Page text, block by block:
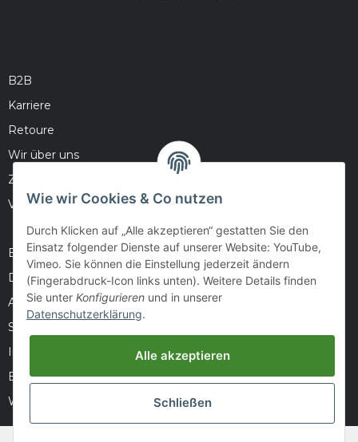
B2B
Karriere
Retoure
Wir über uns
Zahlungsmöglichkeiten
Versandinformationen
Barrierefreiheitserklärung
Datenschutz
AGB
Sitemap
Impressum
Batteriegesetzhinweise
Widerrufsrecht
Wie wir Cookies & Co nutzen
Durch Klicken auf „Alle akzeptieren“ gestatten Sie den
Einsatz folgender Dienste auf unserer Website: YouTube,
Vimeo. Sie können die Einstellung jederzeit ändern
(Fingerabdruck-Icon links unten). Weitere Details finden
Sie unter Konfigurieren und in unserer
Datenschutzerklärung.
Alle akzeptieren
Schließen